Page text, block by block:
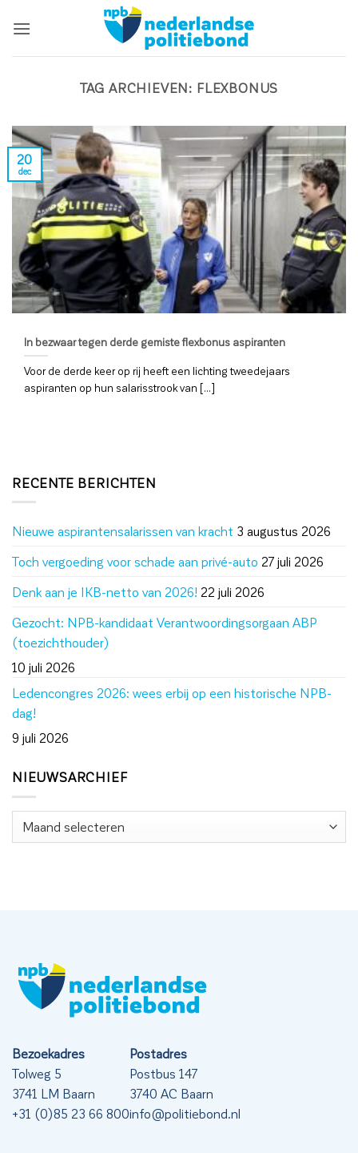
naar
TAG ARCHIEVEN: FLEXBONUS
In bezwaar tegen derde gemiste flexbonus aspiranten
Voor de derde keer op rij heeft een lichting tweedejaars
aspiranten op hun salarisstrook van [...]
20
dec
RECENTE BERICHTEN
Nieuwe aspirantensalarissen van kracht 3 augustus 2026
Toch vergoeding voor schade aan privé-auto 27 juli 2026
Denk aan je IKB-netto van 2026! 22 juli 2026
Gezocht: NPB-kandidaat Verantwoordingsorgaan ABP
(toezichthouder)
10 juli 2026
Ledencongres 2026: wees erbij op een historische NPB-
dag!
9 juli 2026
NIEUWSARCHIEF
Nieuwsarchief
Bezoekadres
Tolweg 5
3741 LM Baarn
+31 (0)85 23 66 800
Postadres
Postbus 147
3740 AC Baarn
info@politiebond.nl